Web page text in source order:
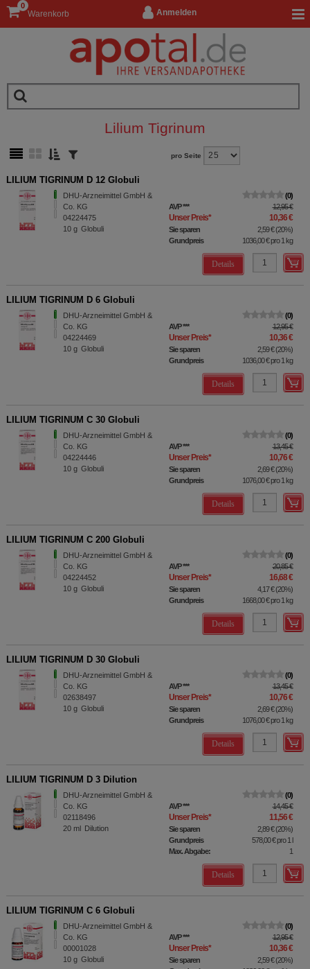
Anmelden
Warenkorb
0
Lilium Tigrinum
pro Seite
LILIUM TIGRINUM D 12 Globuli
DHU-Arzneimittel GmbH &
Co. KG
04224475
10 g Globuli
0
AVP*** 12,95 €
Unser Preis* 10,36 €
Sie sparen 2,59 €(20%)
Grundpreis
1036,00 €pro 1 kg
Details
LILIUM TIGRINUM D 6 Globuli
DHU-Arzneimittel GmbH &
Co. KG
04224469
10 g Globuli
0
AVP*** 12,95 €
Unser Preis* 10,36 €
Sie sparen 2,59 €(20%)
Grundpreis
1036,00 €pro 1 kg
Details
LILIUM TIGRINUM C 30 Globuli
DHU-Arzneimittel GmbH &
Co. KG
04224446
10 g Globuli
0
AVP*** 13,45 €
Unser Preis* 10,76 €
Sie sparen 2,69 €(20%)
Grundpreis
1076,00 €pro 1 kg
Details
LILIUM TIGRINUM C 200 Globuli
DHU-Arzneimittel GmbH &
Co. KG
04224452
10 g Globuli
0
AVP*** 20,85 €
Unser Preis* 16,68 €
Sie sparen 4,17 €(20%)
Grundpreis
1668,00 €pro 1 kg
Details
LILIUM TIGRINUM D 30 Globuli
DHU-Arzneimittel GmbH &
Co. KG
02638497
10 g Globuli
0
AVP*** 13,45 €
Unser Preis* 10,76 €
Sie sparen 2,69 €(20%)
Grundpreis
1076,00 €pro 1 kg
Details
LILIUM TIGRINUM D 3 Dilution
DHU-Arzneimittel GmbH &
Co. KG
02118496
20 ml Dilution
0
AVP*** 14,45 €
Unser Preis* 11,56 €
Sie sparen 2,89 €(20%)
Grundpreis
578,00 €pro 1 l
Max. Abgabe:
1
Details
LILIUM TIGRINUM C 6 Globuli
DHU-Arzneimittel GmbH &
Co. KG
00001028
10 g Globuli
0
AVP*** 12,95 €
Unser Preis* 10,36 €
Sie sparen 2,59 €(20%)